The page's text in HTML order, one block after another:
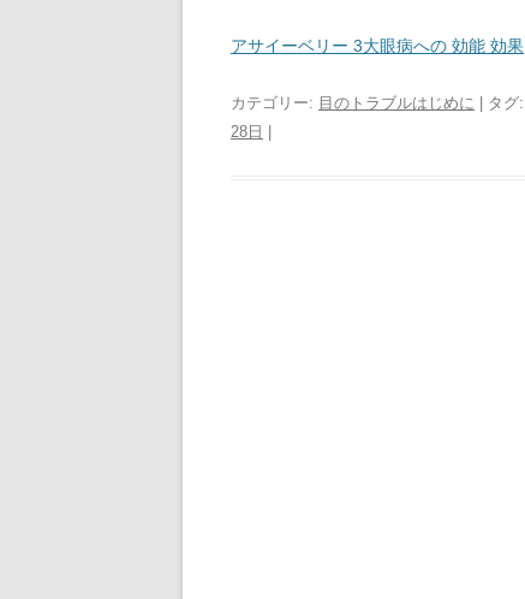
アサイーベリー 3大眼病への 効能 効果
カテゴリー: 目のトラブルはじめに | タグ:
28日